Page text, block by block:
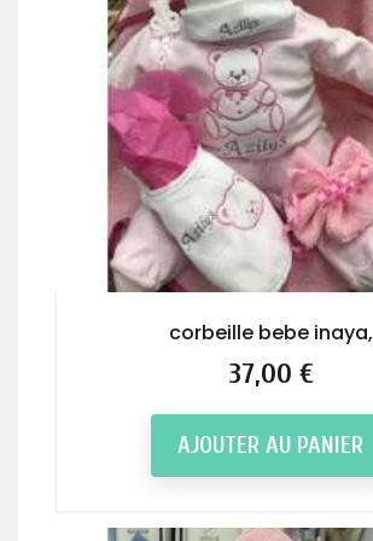
corbeille bebe inaya,
Prix
37,00 €
AJOUTER AU PANIER